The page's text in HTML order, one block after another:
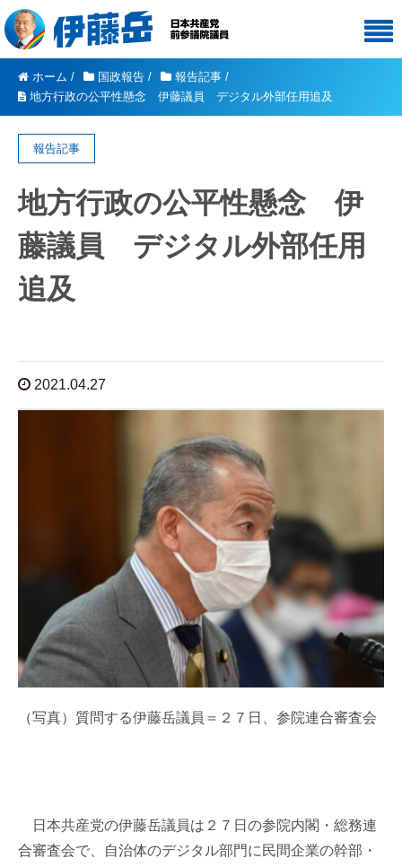
ホーム / 国政報告 / 報告記事 /
地方行政の公平性懸念 伊藤議員 デジタル外部任用追及
報告記事
地方行政の公平性懸念 伊
藤議員 デジタル外部任用
追及
2021.04.27
（写真）質問する伊藤岳議員＝２７日、参院連合審査会
日本共産党の伊藤岳議員は２７日の参院内閣・総務連
合審査会で、自治体のデジタル部門に民間企業の幹部・